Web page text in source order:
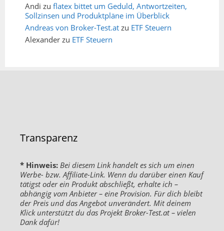
Andi zu flatex bittet um Geduld, Antwortzeiten,
Sollzinsen und Produktpläne im Überblick
Andreas von Broker-Test.at zu ETF Steuern
Alexander zu ETF Steuern
Transparenz
* Hinweis: Bei diesem Link handelt es sich um einen
Werbe- bzw. Affiliate-Link. Wenn du darüber einen Kauf
tätigst oder ein Produkt abschließt, erhalte ich –
abhängig vom Anbieter – eine Provision. Für dich bleibt
der Preis und das Angebot unverändert. Mit deinem
Klick unterstützt du das Projekt Broker-Test.at – vielen
Dank dafür!